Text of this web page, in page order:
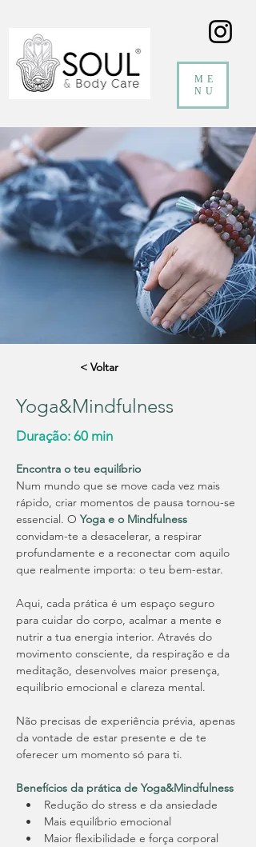
ME
NU
< Voltar
Yoga&Mindfulness
Duração: 60 min
Encontra o teu equilíbrio
Num mundo que se move cada vez mais
rápido, criar momentos de pausa tornou-se
essencial. O Yoga e o Mindfulness
convidam-te a desacelerar, a respirar
profundamente e a reconectar com aquilo
que realmente importa: o teu bem-estar.
Aqui, cada prática é um espaço seguro
para cuidar do corpo, acalmar a mente e
nutrir a tua energia interior. Através do
movimento consciente, da respiração e da
meditação, desenvolves maior presença,
equilíbrio emocional e clareza mental.
Não precisas de experiência prévia, apenas
da vontade de estar presente e de te
oferecer um momento só para ti.
Benefícios da prática de Yoga&Mindfulness
•    Redução do stress e da ansiedade
•    Mais equilíbrio emocional
•    Maior flexibilidade e força corporal